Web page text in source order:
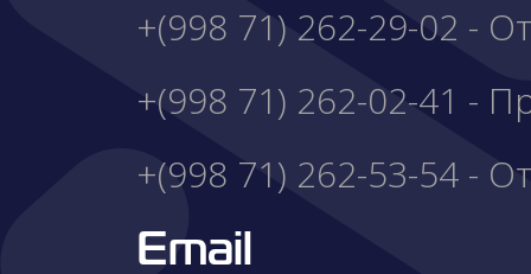
+(998 71) 262-29-02 -
+(998 71) 262-02-41 -
+(998 71) 262-53-54 -
Email